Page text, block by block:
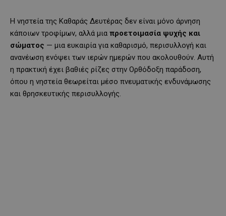
Η νηστεία της Καθαράς Δευτέρας δεν είναι μόνο άρνηση
κάποιων τροφίμων, αλλά μια προετοιμασία ψυχής και
σώματος — μια ευκαιρία για καθαρισμό, περισυλλογή και
ανανέωση ενόψει των ιερών ημερών που ακολουθούν. Αυτή
η πρακτική έχει βαθιές ρίζες στην Ορθόδοξη παράδοση,
όπου η νηστεία θεωρείται μέσο πνευματικής ενδυνάμωσης
και θρησκευτικής περισυλλογής.